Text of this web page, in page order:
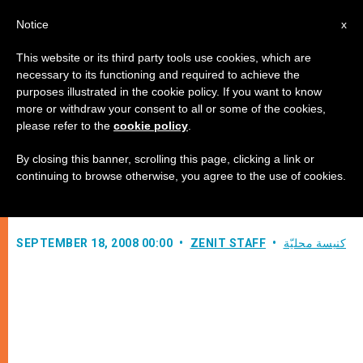
بيان صادر عن المركز الكاثوليكي
للإعلام البيان
SEPTEMBER 18, 2008 00:00 ZENIT STAFF كنيسة محليّة
x
Notice
This website or its third party tools use cookies, which are
necessary to its functioning and required to achieve the
purposes illustrated in the cookie policy. If you want to know
more or withdraw your consent to all or some of the cookies,
please refer to the cookie policy
By closing this banner, scrolling this page, clicking a link or
continuing to browse otherwise, you agree to the use of cookies.